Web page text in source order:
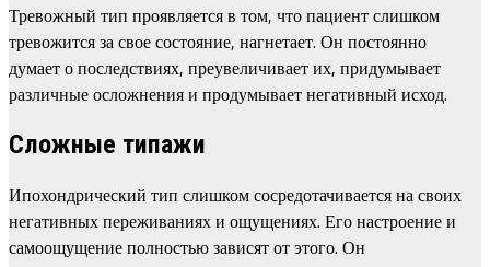
Тревожный тип проявляется в том, что пациент слишком
тревожится за свое состояние, нагнетает. Он постоянно
думает о последствиях, преувеличивает их, придумывает
различные осложнения и продумывает негативный исход.
Сложные типажи
Ипохондрический тип слишком сосредотачивается на своих
негативных переживаниях и ощущениях. Его настроение и
самоощущение полностью зависят от этого. Он